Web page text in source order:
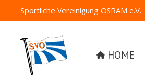
Sportliche Vereinigung OSRAM e.V.
HOME
HOME